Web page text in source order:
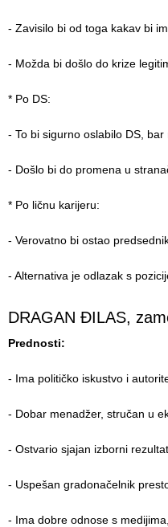
- Zavisilo bi od toga kakav bi
- Možda bi došlo do krize
* Po DS:
- To bi sigurno oslabilo DS,
- Došlo bi do promena u
* Po ličnu karijeru:
- Verovatno bi ostao
- Alternativa je odlazak s
DRAGAN ĐILAS,
Prednosti:
- Ima političko iskustvo i
- Dobar menadžer, stručan u
- Ostvario sjajan izborni
- Uspešan gradonačelnik
- Ima dobre odnose s